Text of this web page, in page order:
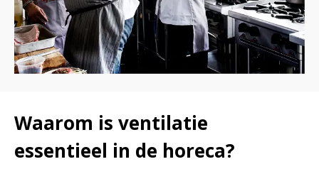
Waarom is ventilatie
essentieel in de horeca?